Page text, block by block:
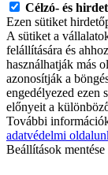
Célzó- és
Ezen sütiket
A sütiket a
felállítására és
használhatják más
azonosítják a
engedélyezed ezen
előnyeit a
További
adatvédelmi
Beállítások mentése